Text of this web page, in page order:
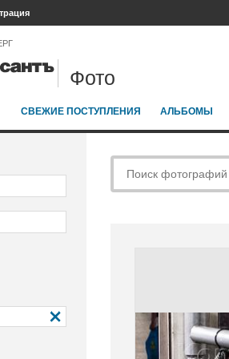
Фото
СВЕЖИЕ ПОСТУПЛЕНИЯ АЛЬБОМЫ